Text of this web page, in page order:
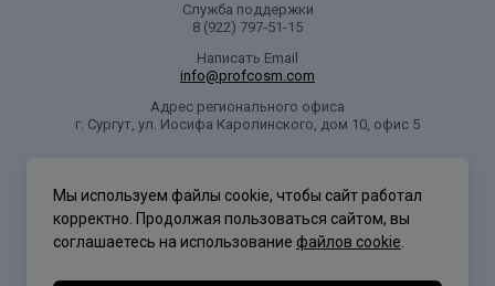
Служба поддержки
8 (922) 797‑51-15
Написать Email
info@profcosm.com
Адрес регионального офиса
г. Сургут, ул. Иосифа Каролинского, дом 10, офис 5
Мы используем файлы cookie, чтобы сайт работал
корректно. Продолжая пользоваться сайтом, вы
соглашаетесь на использование файлов cookie